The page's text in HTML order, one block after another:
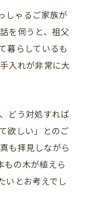
しゃるご家族が
を伺うと、祖父
暮らしているも
入れが非常に大
どう対処すれば
欲しい」とのご
も拝見しながら
もの木が植えら
いとお考えでし